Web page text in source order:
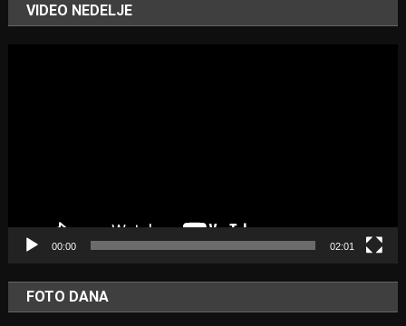
VIDEO NEDELJE
00:00 02:01
FOTO DANA